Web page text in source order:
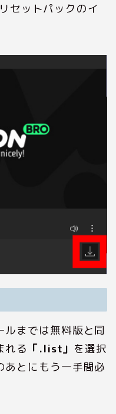
セットパックのイ
までは無料版と同
れる 「.list」 を選択
あとにもう一手間必